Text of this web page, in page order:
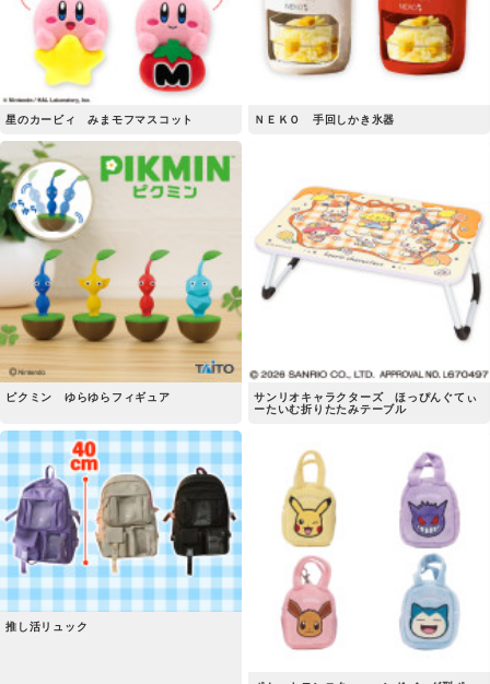
星のカービィ みまモフマスコット ＮＥＫＯ 手回しかき氷器
ピクミン ゆらゆらフィギュア
サンリオキャラクターズ ほっぴんぐてぃ
ーたいむ折りたたみテーブル
推し活リュック